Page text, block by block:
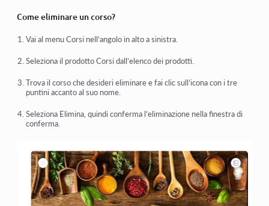
Come eliminare un corso?
Vai al menu Corsi nell’angolo in alto a sinistra.
Seleziona il prodottoCorsidall’elenco dei prodotti.
Trova il corso che desideri eliminare e fai clic sull’icona con i tre
puntini accanto al suo nome.
Seleziona Elimina , quindi conferma l’eliminazione nella finestra di
conferma.